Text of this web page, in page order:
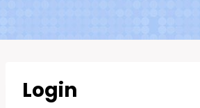
Login